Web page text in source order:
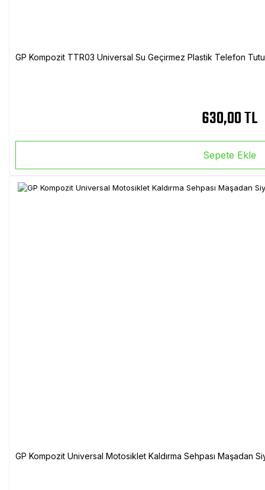
GP Kompozit TTR03 Universal Su Geçirmez Plastik Telefon
630,00 TL
Sepete Ekle
GP Kompozit Universal Motosiklet Kaldırma Sehpası Maşadan